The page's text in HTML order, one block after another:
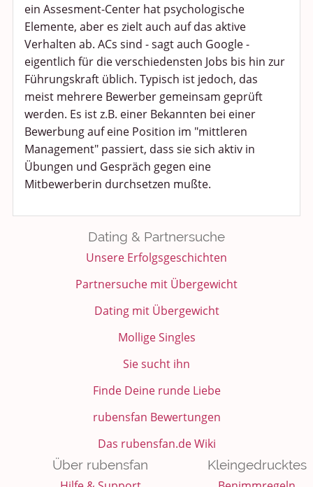
ein Assesment-Center hat psychologische
Elemente, aber es zielt auch auf das aktive
Verhalten ab. ACs sind - sagt auch Google -
eigentlich für die verschiedensten Jobs bis hin zur
Führungskraft üblich. Typisch ist jedoch, das
meist mehrere Bewerber gemeinsam geprüft
werden. Es ist z.B. einer Bekannten bei einer
Bewerbung auf eine Position im "mittleren
Management" passiert, dass sie sich aktiv in
Übungen und Gespräch gegen eine
Mitbewerberin durchsetzen mußte.
Dating & Partnersuche
Unsere Erfolgsgeschichten
Partnersuche mit Übergewicht
Dating mit Übergewicht
Mollige Singles
Sie sucht ihn
Finde Deine runde Liebe
rubensfan Bewertungen
Das rubensfan.de Wiki
Über rubensfan
Kleingedrucktes